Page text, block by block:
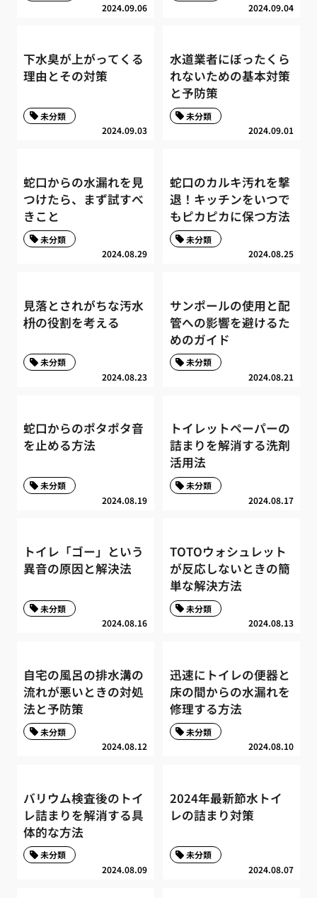
2024.09.06 2024.09.04
下水臭が上がってくる
理由とその対策
2024.09.03
未分類
水道業者にぼったくら
れないための基本対策
と予防策
2024.09.01
未分類
蛇口からの水漏れを見
つけたら、まず試すべ
きこと
2024.08.29
未分類
蛇口のカルキ汚れを撃
退！キッチンをいつで
もピカピカに保つ方法
2024.08.25
未分類
見落とされがちな汚水
枡の役割を考える
2024.08.23
未分類
サンポールの使用と配
管への影響を避けるた
めのガイド
2024.08.21
未分類
蛇口からのポタポタ音
を止める方法
2024.08.19
未分類
トイレットペーパーの
詰まりを解消する洗剤
活用法
2024.08.17
未分類
トイレ「ゴー」という
異音の原因と解決法
2024.08.16
未分類
TOTOウォシュレット
が反応しないときの簡
単な解決方法
2024.08.13
未分類
自宅の風呂の排水溝の
流れが悪いときの対処
法と予防策
2024.08.12
未分類
迅速にトイレの便器と
床の間からの水漏れを
修理する方法
2024.08.10
未分類
バリウム検査後のトイ
レ詰まりを解消する具
体的な方法
2024.08.09
未分類
2024年最新節水トイ
レの詰まり対策
2024.08.07
未分類